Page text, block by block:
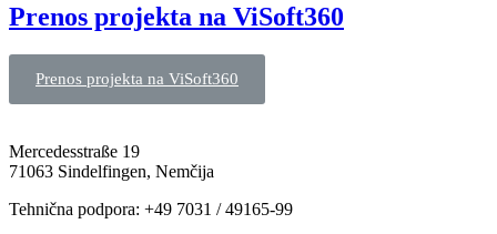
Prenos projekta na ViSoft360
Prenos projekta na ViSoft360
Mercedesstraße 19
71063 Sindelfingen, Nemčija
Tehnična podpora: +49 7031 / 49165-99